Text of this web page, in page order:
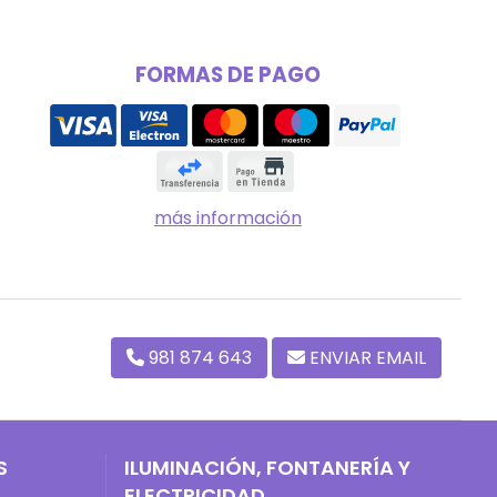
FORMAS DE PAGO
más información
981 874 643 ENVIAR EMAIL
ILUMINACIÓN, FONTANERÍA Y